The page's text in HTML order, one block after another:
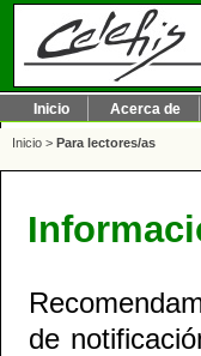
Inicio Acerca de
Inicio > Para lectores/as
de